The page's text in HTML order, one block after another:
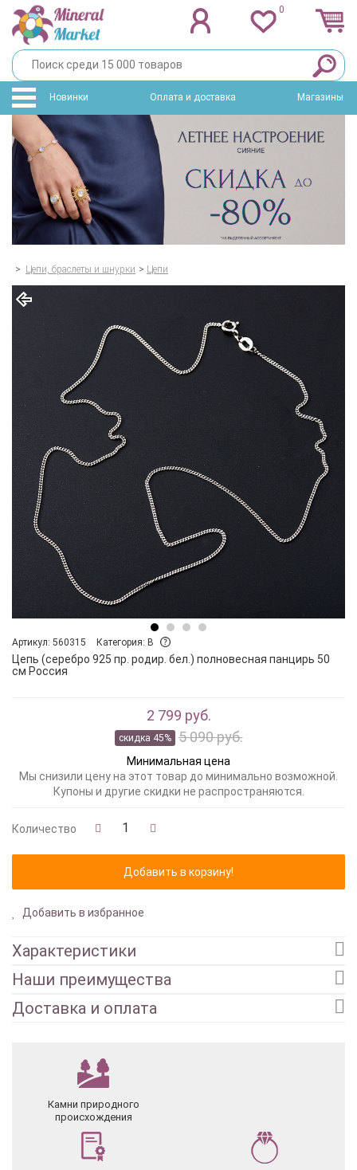
0
Новинки Оплата и доставка Магазины
> Цепи, браслеты и шнурки > Цепи
Артикул: 560315 Категория: B
Цепь (серебро 925 пр. родир. бел.) полновесная панцирь 50
см Россия
2 799 руб.
скидка 45% 5 090 руб.
Минимальная цена
Мы снизили цену на этот товар до минимально возможной.
Купоны и другие скидки не распространяются.
Количество
Добавить в избранное
Характеристики
Наши преимущества
Доставка и оплата
Камни природного
происхождения